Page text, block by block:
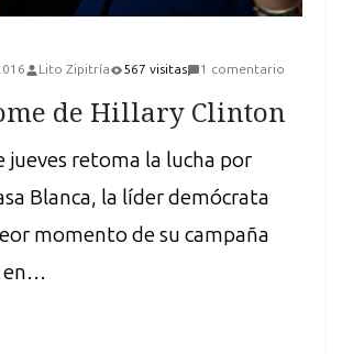
Lito Zipitría 567 visitas 1 comentario
de Hillary Clinton
jueves retoma la lucha por
Blanca, la líder demócrata
momento de su campaña
en…